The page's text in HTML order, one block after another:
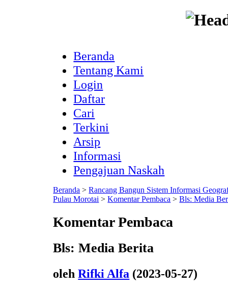
Beranda
Tentang Kami
Login
Daftar
Cari
Terkini
Arsip
Informasi
Pengajuan Naskah
Beranda >Rancang Bangun Sistem Informasi
Pulau Morotai >Komentar Pembaca >Bls: Media
Komentar Pembaca
Bls: Media Berita
olehRifki Alfa (2023-05-27)